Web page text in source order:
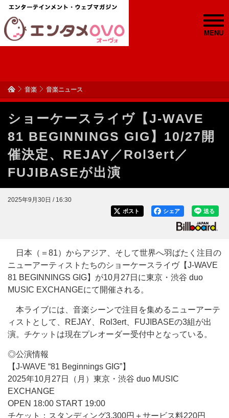
MENU
音楽 音楽ニュース
ショーケースライヴ【J-WAVE
81 BEGINNINGS GIG】10/27開
催決定、REJAY／Rol3ert／
FUJIBASEが出演
2025年9月30日 / 16:30
送る
シェア
ポスト
日本（＝81）からアジア、そして世界へ羽ばたく注目の
ニューアーティストたちのショーケースライヴ【J-WAVE
81 BEGINNINGS GIG】が10月27日に東京・渋谷 duo
MUSIC EXCHANGEにて開催される。
本ライブには、音楽シーンで注目を集めるニューアーテ
ィストとして、REJAY、Rol3ert、FUJIBASEの3組が出
演。チケットは現在プレオーダー受付中となっている。
◎公演情報
【J-WAVE “81 Beginnings GIG”】
2025年10月27日（月）東京・渋谷 duo MUSIC
EXCHANGE
OPEN 18:00 START 19:00
チケット：スタンディング3,300円＋サービス料220円